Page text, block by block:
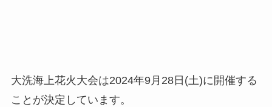
大洗海上花火大会は2024年9月28日(土)に開催する
ことが決定しています。